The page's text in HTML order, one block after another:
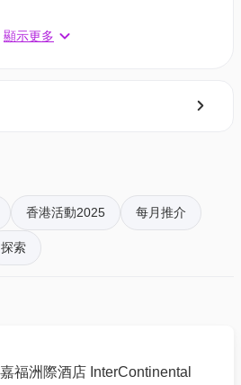
止，受條款細則約束 (見下方平
優惠兩次。
（原價 $35）
長者及持合資格「殘疾人士登
顯示更多
香港活動2025 每月推介
探索
福洲際酒店 InterContinental